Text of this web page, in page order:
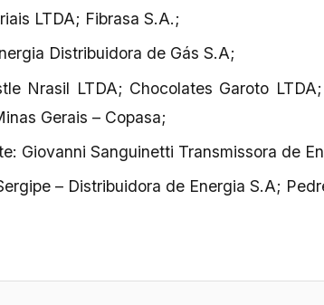
LTDA; Fibrasa S.A.;
Distribuidora de Gás S.A;
Nrasil LTDA; Chocolates Garoto
Gerais – Copasa;
Giovanni Sanguinetti Transmissora de
– Distribuidora de Energia S.A;